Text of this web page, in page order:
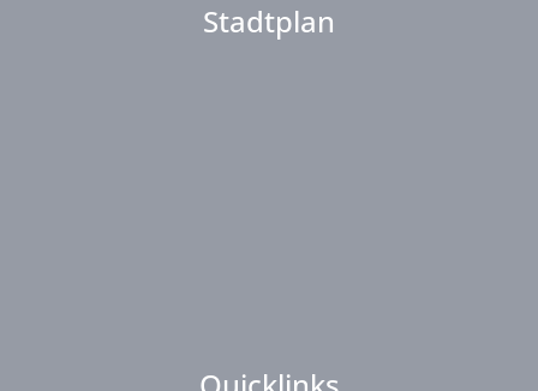
Stadtplan